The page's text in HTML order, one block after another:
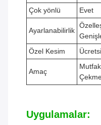
Çok yönlü
Evet
Ayarlanabilirlik
Özel Kesim
Amaç
Uygulamalar: